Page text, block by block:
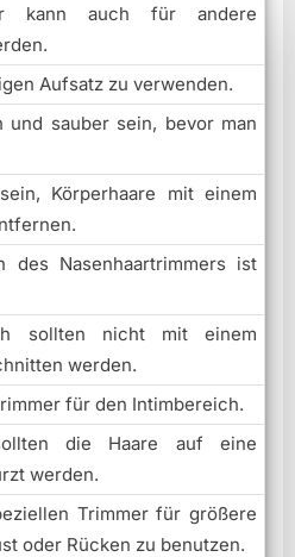
kann auch für andere
Aufsatz zu verwenden.
sauber sein, bevor man
Körperhaare mit einem
des Nasenhaartrimmers ist
sollten nicht mit einem
werden.
für den Intimbereich.
die Haare auf eine
werden.
Trimmer für größere
oder Rücken zu benutzen.